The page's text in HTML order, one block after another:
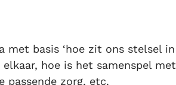
met basis ‘hoe zit ons stelsel in
hoe is het samenspel met
passende zorg, etc.